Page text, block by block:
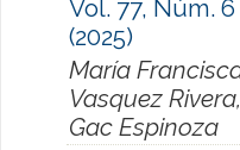
Vol. 77, Núm. 6
(2025)
María
Vasquez
Gac Espinoza